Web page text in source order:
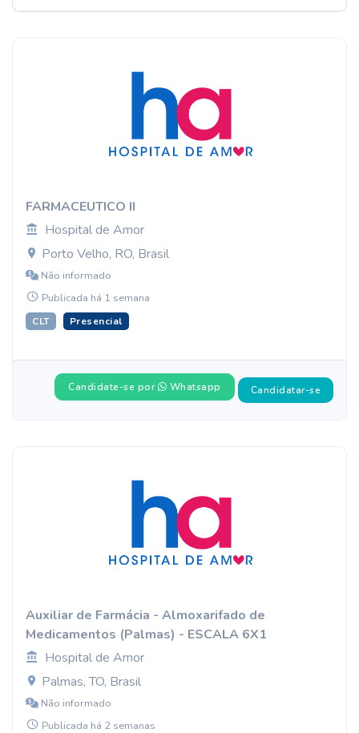
FARMACEUTICO II
Hospital de Amor
Porto Velho, RO, Brasil
Não informado
Publicada há 1 semana
CLT Presencial
Candidate-se por Whatsapp Candidatar-se
Auxiliar de Farmácia - Almoxarifado de
Medicamentos (Palmas) - ESCALA 6X1
Hospital de Amor
Palmas, TO, Brasil
Não informado
Publicada há 2 semanas